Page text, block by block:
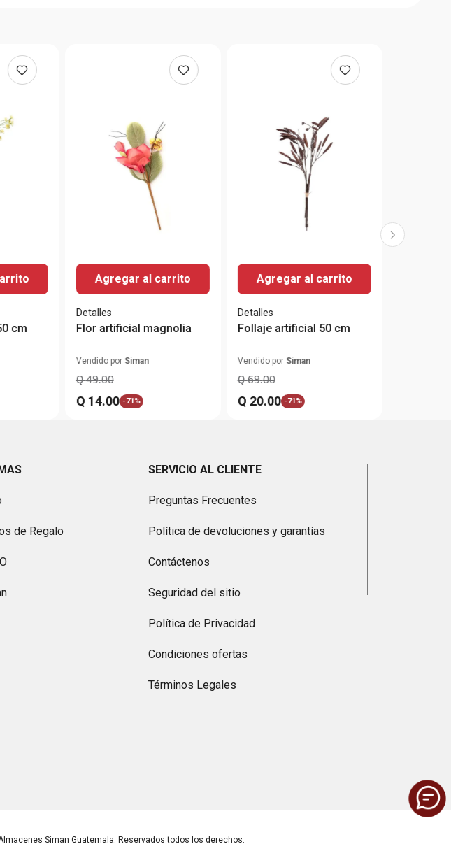
cm
Agregar al carrito
Detalles
Flor artificial magnolia
Vendido por Siman
Q 49.00
Q 14.00 -71%
Agregar al carrito
Detalles
Follaje artificial 50 cm
Vendido por Siman
Q 69.00
Q 20.00 -71%
de Regalo
SERVICIO AL CLIENTE
Preguntas Frecuentes
Política de devoluciones y garantías
Contáctenos
Seguridad del sitio
Política de Privacidad
Condiciones ofertas
Términos Legales
Siman Guatemala. Reservados todos los derechos.